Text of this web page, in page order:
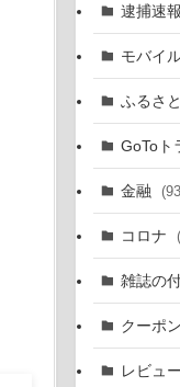
逮捕速報
モバイ
ふるさ
GoToト
金融
コロナ
雑誌の
クーポ
レビュー